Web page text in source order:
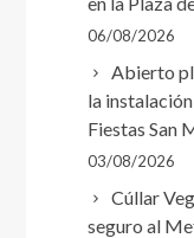
06/08/2026
Abierto
la
Fiestas San
03/08/2026
Cúllar
seguro al